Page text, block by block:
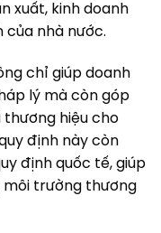
xuất, kinh doanh
của nhà nước.
chỉ giúp doanh
lý mà còn góp
thương hiệu cho
định này còn
định quốc tế, giúp
môi trường thương